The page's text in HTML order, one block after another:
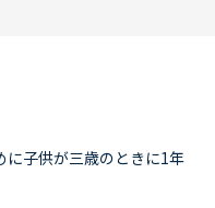
に子供が三歳のときに1年